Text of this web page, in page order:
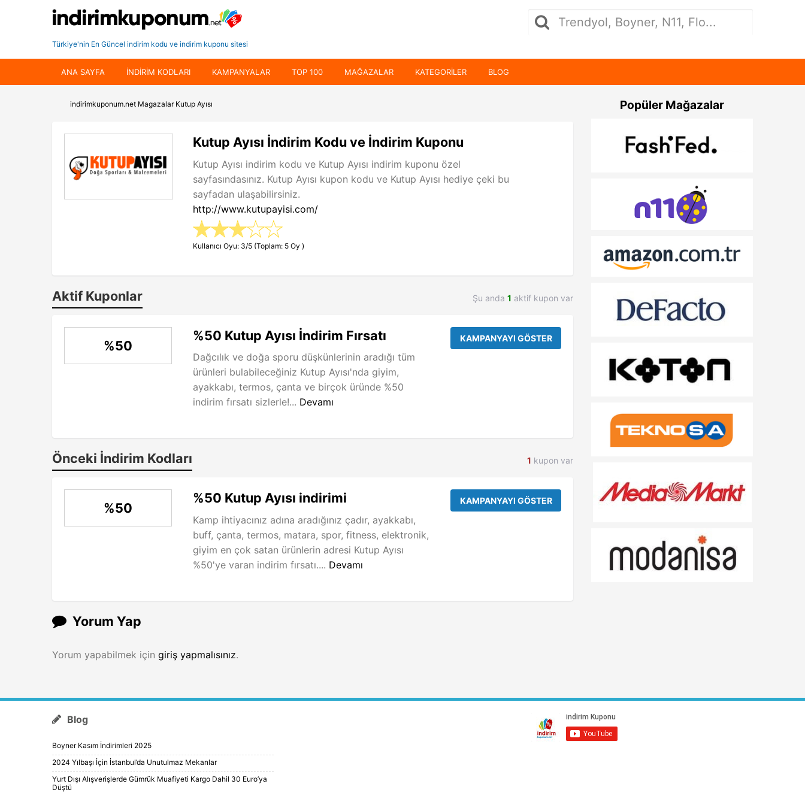
Türkiye'nin En Güncel indirim kodu ve indirim kuponu sitesi
ANA SAYFA INDIRIM KODLARI KAMPANYALAR TOP 100 MAĞAZALAR KATEGORILER BLOG
indirimkuponum.net Magazalar Kutup Ayısı
Kutup Ayısı İndirim Kodu ve İndirim Kuponu
Kutup Ayısı indirim kodu ve Kutup Ayısı indirim kuponu özel
sayfasındasınız. Kutup Ayısı kupon kodu ve Kutup Ayısı hediye çeki bu
sayfadan ulaşabilirsiniz.
http://www.kutupayisi.com/
Kullanıcı Oyu: 3/5 (Toplam: 5 Oy )
Aktif Kuponlar Şu anda 1 aktif kupon var
%50
%50 Kutup Ayısı İndirim Fırsatı
Dağcılık ve doğa sporu düşkünlerinin aradığı tüm
ürünleri bulabileceğiniz Kutup Ayısı'nda giyim,
ayakkabı, termos, çanta ve birçok üründe %50
indirim fırsatı sizlerle!... Devamı
KAMPANYAYI GÖSTER
Önceki İndirim Kodları 1 kupon var
%50
%50 Kutup Ayısı indirimi
Kamp ihtiyacınız adına aradığınız çadır, ayakkabı,
buff, çanta, termos, matara, spor, fitness, elektronik,
giyim en çok satan ürünlerin adresi Kutup Ayısı
%50'ye varan indirim fırsatı.... Devamı
KAMPANYAYI GÖSTER
Yorum Yap
Yorum yapabilmek için giriş yapmalısınız.
Popüler Mağazalar
Blog
Boyner Kasım İndirimleri 2025
2024 Yılbaşı İçin İstanbul’da Unutulmaz Mekanlar
Yurt Dışı Alışverişlerde Gümrük Muafiyeti Kargo Dahil 30 Euro’ya
Düştü